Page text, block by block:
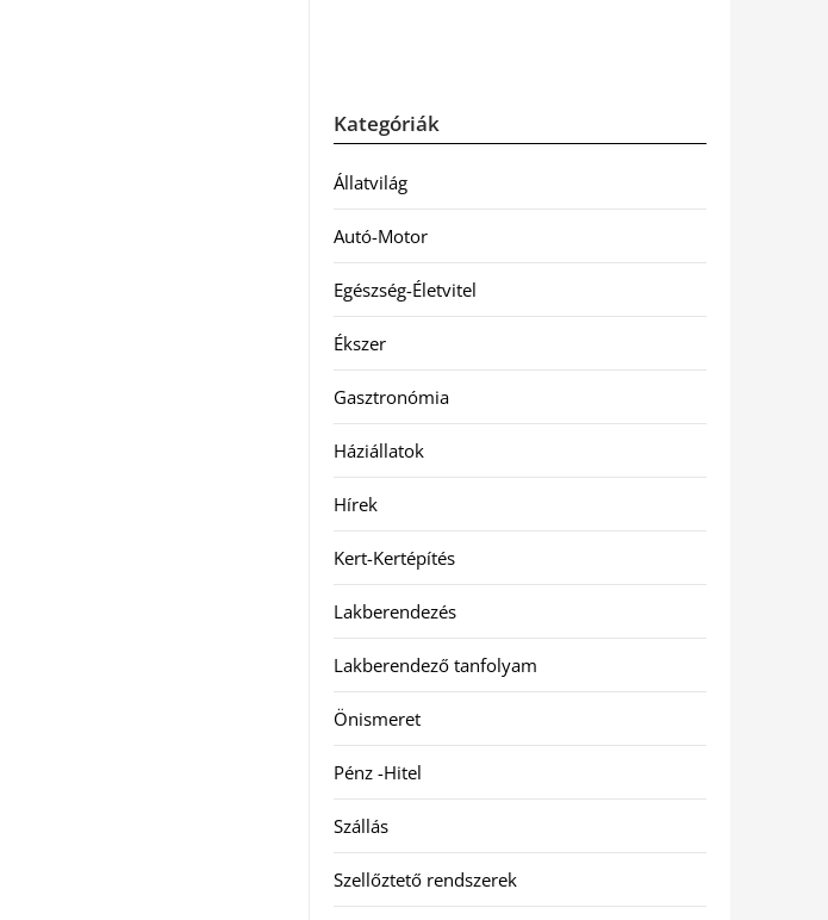
Kategóriák
Állatvilág
Autó-Motor
Egészség-Életvitel
Ékszer
Gasztronómia
Háziállatok
Hírek
Kert-Kertépítés
Lakberendezés
Lakberendező tanfolyam
Önismeret
Pénz -Hitel
Szállás
Szellőztető rendszerek